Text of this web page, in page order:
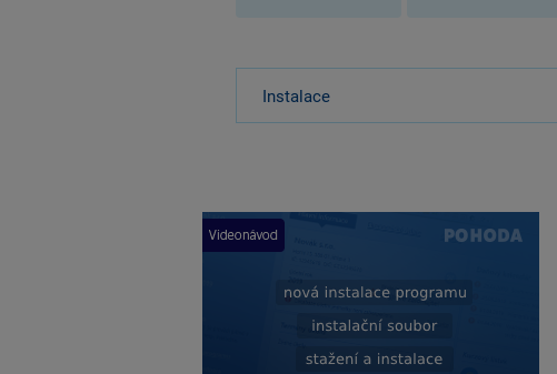
Instalace